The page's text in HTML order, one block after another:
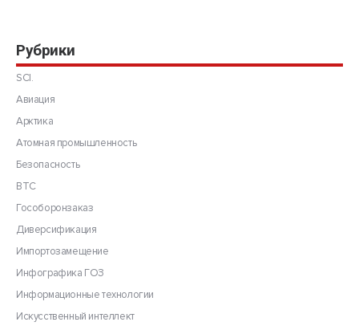
Рубрики
SCI.
Авиация
Арктика
Атомная промышленность
Безопасность
ВТС
Гособоронзаказ
Диверсификация
Импортозамещение
Инфографика ГОЗ
Информационные технологии
Искусственный интеллект